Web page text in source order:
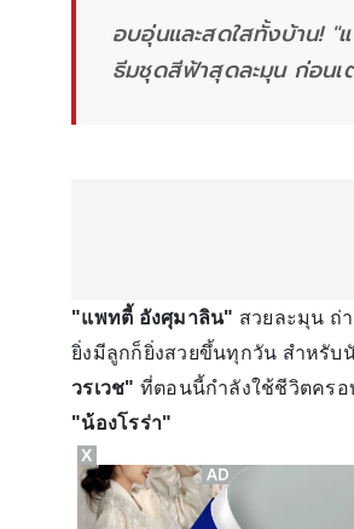
อบอุ่นและสดใสทั้งบ้าน! "
ธีมชุดสีฟ้าสุดละมุน ก่อนเ
"แพทตี้ อังศุมาลิน" สวยละมุน ถ่
ยิ่งมีลูกก็ยิ่งสวยขึ้นทุกวัน สำหรับ
วรเวช" ที่ตอนนี้กำลังใช้ชีวิตคร
"น้องโรร่า"
X